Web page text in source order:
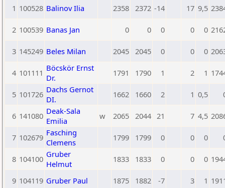
1 100528 Balinov Ilia 2358 2372 -14 17 9,5
2 100539 Banas Jan 0 0 0 0 0
3 145249 Beles Milan 2045 2045 0 0 0
4 101111 Böcskör Ernst
Dr.
1791 1790 1 2 1
5 101726 Dachs Gernot
DI.
1662 1660 2 1 0,5
6 141080 Deak-Sala
Emilia
w 2065 2044 21 7 4,5
7 102679 Fasching
Clemens
1799 1799 0 0 0
8 104100 Gruber
Helmut
1833 1833 0 0 0
9 104119 Gruber Paul 1875 1882 -7 3 1